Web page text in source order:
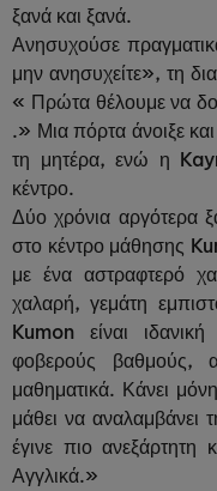
ξανά και ξανά.
Ανησυχούσε
μην ανησυχείτε», τη
« Πρώτα θέλουμε να
.» Μια πόρτα άνοιξε
τη μητέρα, ενώ η
κέντρο.
Δύο χρόνια αργότερα
στο κέντρο μάθησης
με ένα αστραφτερό
χαλαρή, γεμάτη
Kumon είναι
φοβερούς βαθμούς,
μαθηματικά. Κάνει
μάθει να αναλαμβάνει
έγινε πιο ανεξάρτητη
Αγγλικά.»